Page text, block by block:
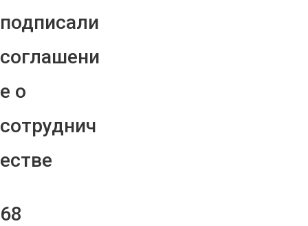
подписали
соглашени
е о
сотруднич
естве
68